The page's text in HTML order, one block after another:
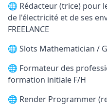
🌐 Rédacteur (trice) pour
de l'électricité et de ses
FREELANCE
🌐 Slots Mathematician /
🌐 Formateur des
formation initiale F/H
🌐 Render Programmer